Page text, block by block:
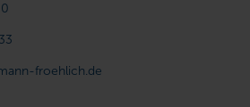
froehlich.de